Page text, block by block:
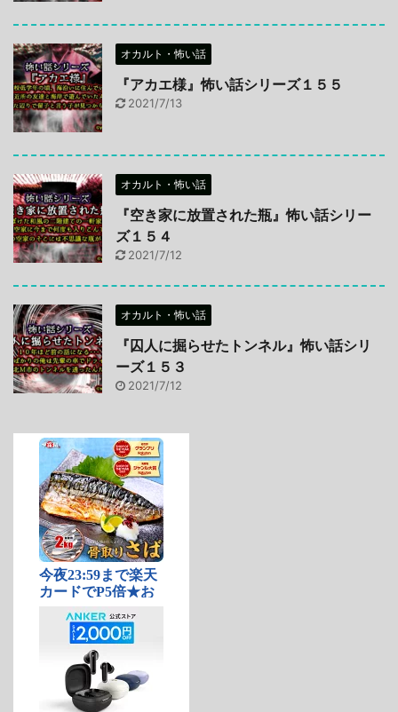
オカルト・怖い話
『アカエ様』怖い話シリーズ１５５
2021/7/13
オカルト・怖い話
『空き家に放置された瓶』怖い話シリー
ズ１５４
2021/7/12
オカルト・怖い話
『囚人に掘らせたトンネル』怖い話シリ
ーズ１５３
2021/7/12